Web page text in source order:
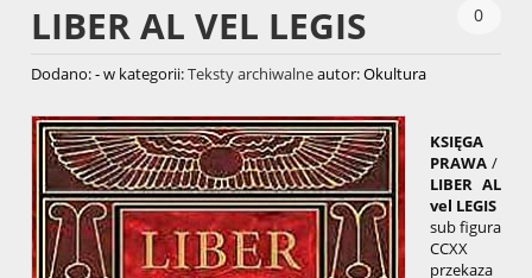
LIBER AL VEL LEGIS 0
Dodano:-w kategorii:Teksty archiwalneautor:Okultura
KSIĘGA
PRAWA/
LIBER AL
vel LEGIS
sub figura
CCXX
przekaza